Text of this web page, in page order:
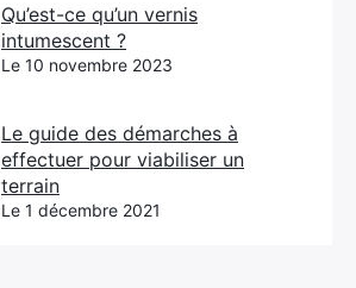
Qu’est-ce qu’un vernis
intumescent ?
Le 10 novembre 2023
Le guide des démarches à
effectuer pour viabiliser un
terrain
Le 1 décembre 2021